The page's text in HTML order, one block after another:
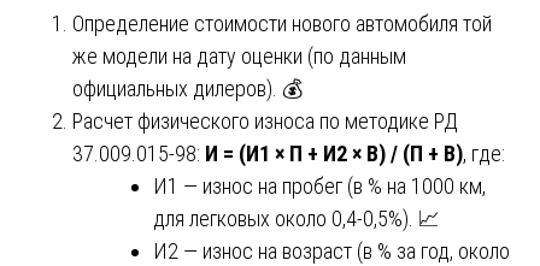
Определение стоимости нового автомобиля той
же модели на дату оценки (по данным
официальных дилеров). 💰
Расчет физического износа по методике РД
37.009.015-98: И = (И1 × П + И2 × В) / (П + В), где:
И1 — износ на пробег (в % на 1000 км,
для легковых около 0,4-0,5%). 📈
И2 — износ на возраст (в % за год, около